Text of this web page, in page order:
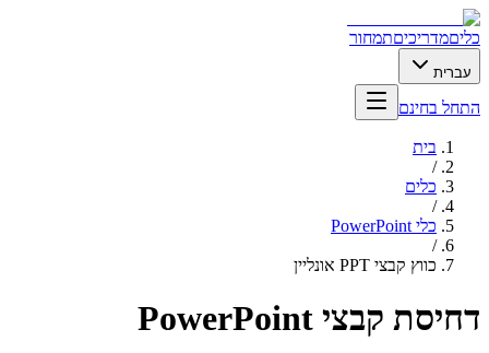
כליםמדריכיםתמחור
עברית
התחל בחינם
בית
/
כלים
/
כלי PowerPoint
/
כווץ קבצי PPT אונליין
דחיסת קבצי PowerPoint